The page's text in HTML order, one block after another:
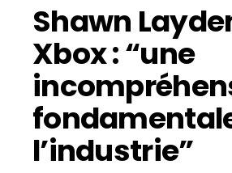
Shawn
Xbox : “une
l’industrie”